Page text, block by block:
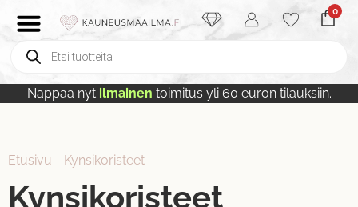
0
Nappaa nyt ilmainen toimitus yli 60 euron tilauksiin.
Etusivu - Kynsikoristeet
Kynsikoristeet